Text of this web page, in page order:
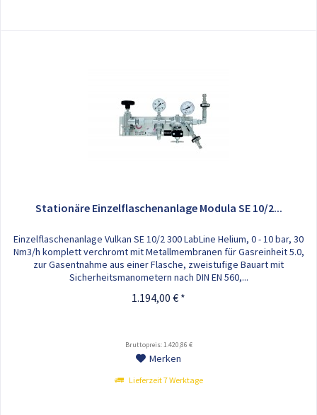
Stationäre Einzelflaschenanlage Modula SE 10/2...
Einzelflaschenanlage Vulkan SE 10/2 300 LabLine Helium, 0 - 10 bar, 30
Nm3/h komplett verchromt mit Metallmembranen für Gasreinheit 5.0,
zur Gasentnahme aus einer Flasche, zweistufige Bauart mit
Sicherheitsmanometern nach DIN EN 560,...
1.194,00 € *
Bruttopreis: 1.420,86 €
Merken
Lieferzeit 7 Werktage